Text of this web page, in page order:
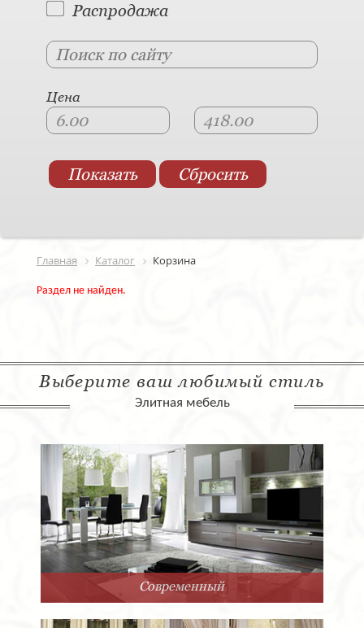
Распродажа
Цена
Главная Каталог Корзина
Раздел не найден.
Выберите ваш любимый стиль
Элитная мебель
Современный